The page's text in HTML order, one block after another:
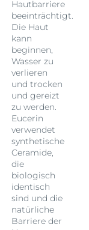
Hautbarriere
beeinträchtigt.
Die Haut
kann
beginnen,
Wasser zu
verlieren
und trocken
und gereizt
zu werden.
Eucerin
verwendet
synthetische
Ceramide,
die
biologisch
identisch
sind und die
natürliche
Barriere der